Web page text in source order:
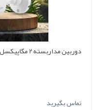
دوربین مداربسته 2 مگاپیکسل داهوا مدل B1A21
تماس بگیرید